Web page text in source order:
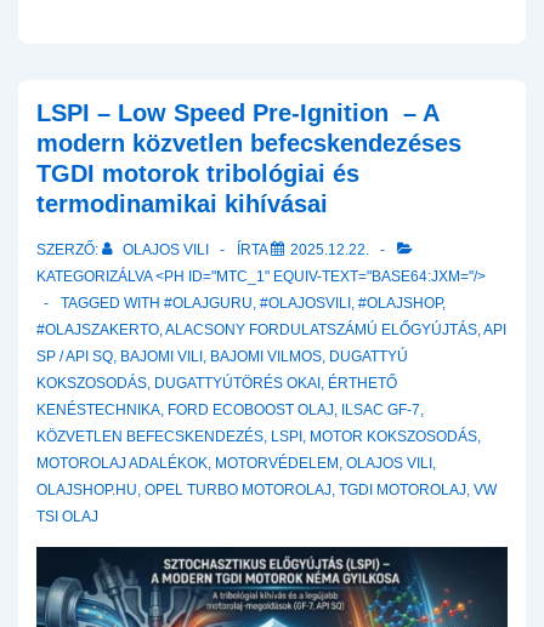
LSPI – Low Speed Pre-Ignition – A
modern közvetlen befecskendezéses
TGDI motorok tribológiai és
termodinamikai kihívásai
SZERZŐ: OLAJOS VILI ÍRTA
2025.12.22.
KATEGORIZÁLVA <PH ID="MTC_1" EQUIV-TEXT="BASE64:JXM="/>
TAGGED WITH #OLAJGURU, #OLAJOSVILI , #OLAJSHOP,
#OLAJSZAKERTO,ALACSONY FORDULATSZÁMÚ ELŐGYÚJTÁS,API
SP / API SQ, BAJOMI VILI , BAJOMI VILMOS, DUGATTYÚ
KOKSZOSODÁS, DUGATTYÚTÖRÉS OKAI , ÉRTHETŐ
KENÉSTECHNIKA, FORD ECOBOOST OLAJ, ILSAC GF-7,
KÖZVETLEN BEFECSKENDEZÉS, LSPI , MOTOR KOKSZOSODÁS,
MOTOROLAJ ADALÉKOK, MOTORVÉDELEM , OLAJOS VILI ,
OLAJSHOP.HU, OPEL TURBO MOTOROLAJ, TGDI MOTOROLAJ, VW
TSI OLAJ